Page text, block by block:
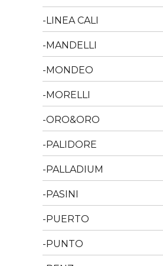
LINEA CALI
MANDELLI
MONDEO
MORELLI
ORO&ORO
PALIDORE
PALLADIUM
PASINI
PUERTO
PUNTO